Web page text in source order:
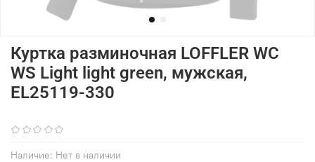
Наличие: Нет в наличии
Куртка разминочная LOFFLER WC
WS Light light green, мужская,
EL25119-330